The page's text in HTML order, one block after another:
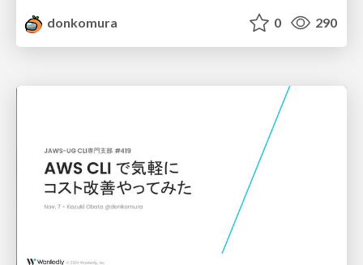
donkomura
0 290